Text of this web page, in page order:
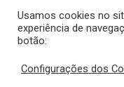
© 2020 - Fisenge -
Engenheiros.
Usamos cookies no
experiência de
botão:
Configurações dos